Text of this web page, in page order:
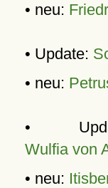
• neu:
• Update:
• neu:
•
Wulfia von
• neu: